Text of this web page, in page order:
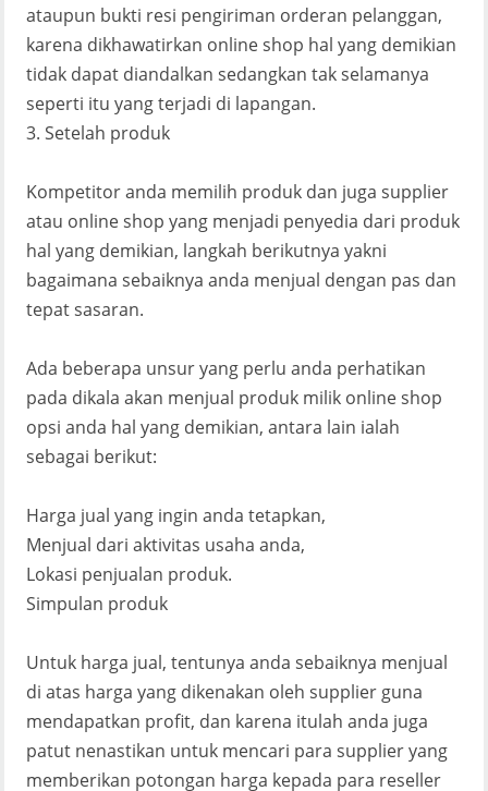
ataupun bukti resi pengiriman orderan pelanggan,
karena dikhawatirkan online shop hal yang demikian
tidak dapat diandalkan sedangkan tak selamanya
seperti itu yang terjadi di lapangan.
3. Setelah produk
Kompetitor anda memilih produk dan juga supplier
atau online shop yang menjadi penyedia dari produk
hal yang demikian, langkah berikutnya yakni
bagaimana sebaiknya anda menjual dengan pas dan
tepat sasaran.
Ada beberapa unsur yang perlu anda perhatikan
pada dikala akan menjual produk milik online shop
opsi anda hal yang demikian, antara lain ialah
sebagai berikut:
Harga jual yang ingin anda tetapkan,
Menjual dari aktivitas usaha anda,
Lokasi penjualan produk.
Simpulan produk
Untuk harga jual, tentunya anda sebaiknya menjual
di atas harga yang dikenakan oleh supplier guna
mendapatkan profit, dan karena itulah anda juga
patut nenastikan untuk mencari para supplier yang
memberikan potongan harga kepada para reseller